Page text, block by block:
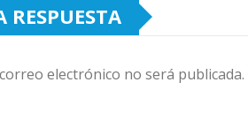
RESPUESTA
electrónico no será publicada.